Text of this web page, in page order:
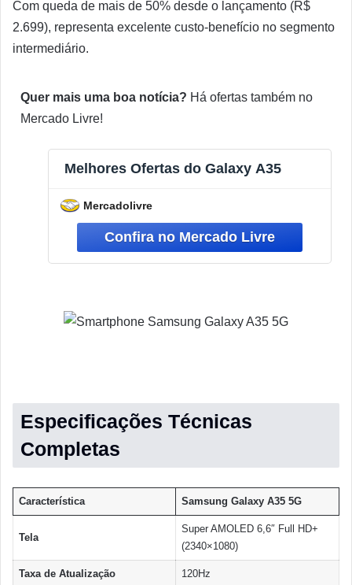
Com queda de mais de 50% desde o lançamento (R$
2.699), representa excelente custo-benefício no segmento
intermediário.
Quer mais uma boa notícia? Há ofertas também no
Mercado Livre!
Melhores Ofertas do Galaxy A35
Mercadolivre
Especificações Técnicas
Completas
Característica Samsung Galaxy A35 5G
Tela
Super AMOLED 6,6″ Full HD+
(2340×1080)
Taxa de Atualização 120Hz